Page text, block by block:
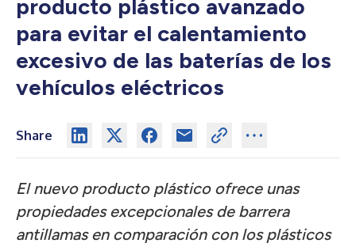
producto plástico avanzado
para evitar el calentamiento
excesivo de las baterías de los
vehículos eléctricos
Share
El nuevo producto plástico ofrece unas
propiedades excepcionales de barrera
antillamas en comparación con los plásticos